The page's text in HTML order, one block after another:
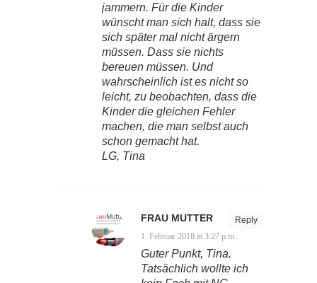
jammern. Für die Kinder
wünscht man sich halt, dass sie
sich später mal nicht ärgern
müssen. Dass sie nichts
bereuen müssen. Und
wahrscheinlich ist es nicht so
leicht, zu beobachten, dass die
Kinder die gleichen Fehler
machen, die man selbst auch
schon gemacht hat.
LG, Tina
Reply
FRAU MUTTER
1. Februar 2018 at 3:27 p.m.
Guter Punkt, Tina.
Tatsächlich wollte ich